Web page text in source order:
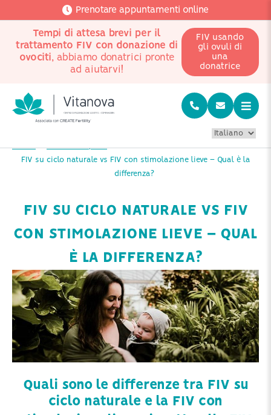
Prenotare appuntamenti online
Tempi di attesa brevi per il
trattamento FIV con donazione di
ovociti, abbiamo donatrici pronte
ad aiutarvi!
FIV usando
gli ovuli di
una
donatrice
Home
Buono a sapersi
FIV su ciclo naturale vs FIV con stimolazione lieve – Qual è la
differenza?
FIV SU CICLO NATURALE VS FIV
CON STIMOLAZIONE LIEVE – QUAL
È LA DIFFERENZA?
Quali sono le differenze tra FIV su
ciclo naturale e la FIV con